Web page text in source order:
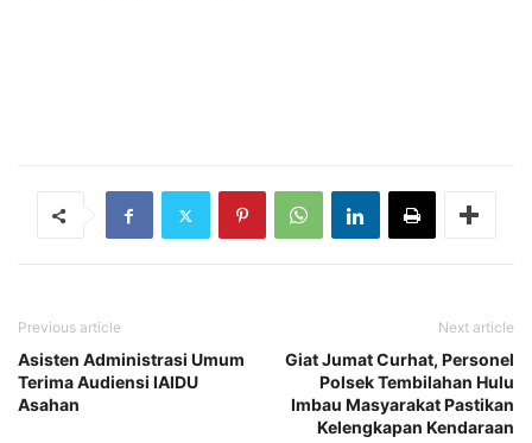
Previous article
Asisten Administrasi Umum
Terima Audiensi IAIDU
Asahan
Next article
Giat Jumat Curhat, Personel
Polsek Tembilahan Hulu
Imbau Masyarakat Pastikan
Kelengkapan Kendaraan